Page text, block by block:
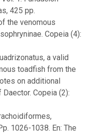
425 pp.
the venomous
Copeia (4):
a valid
toadfish from the
on additional
Copeia (2):
1026-1038. En: The